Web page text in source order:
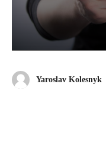
Yaroslav Kolesnyk